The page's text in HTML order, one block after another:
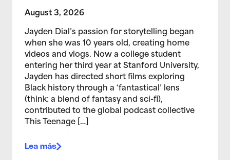
August 3, 2026
Jayden Dial’s passion for storytelling began
when she was 10 years old, creating home
videos and vlogs. Now a college student
entering her third year at Stanford University,
Jayden has directed short films exploring
Black history through a ‘fantastical’ lens
(think: a blend of fantasy and sci-fi),
contributed to the global podcast collective
This Teenage […]
Lea más